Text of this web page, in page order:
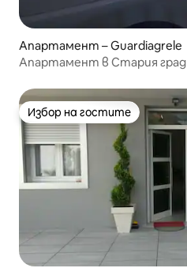
Апартамент – Guardiagrele
Апартамент в Стария град
Избор на гостите
Избор на гостите